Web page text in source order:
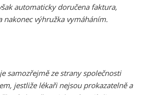
automaticky doručena faktura,
nakonec výhružka vymáháním.
samozřejmě ze strany společnosti
jestliže lékaři nejsou prokazatelně a